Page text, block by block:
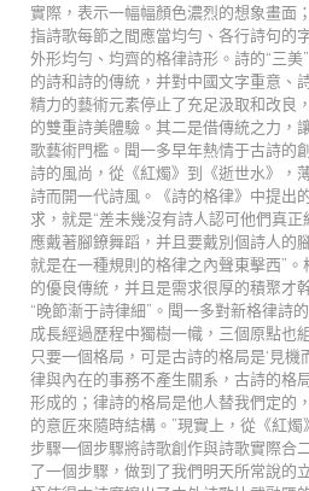
實際，表示一幅幅顏色濃烈的想象畫面
指詩歌每節之間應當均勻、各行詩句的
外形均勻、均齊的格律詩形。詩的“三
的詩和詩的傳統，并對中國文字重意、
精力的藝術元素停止了充足汲取和改良
的雙重詩美體驗。其二是借傳統之力，
歌藝術門檻。聞一多早年熱情于古詩的
詩的風尚，從《紅燭》到《逝世水》，
詩而開一代詩風。《詩的格律》中提出
求，就是“差未幾沒有詩人認可他們真
應戴著腳鐐舞蹈，并且要戴別個詩人的
就是在一種規則的格律之內聲東擊西”
的優良傳統，并且是需求很厚的積聚才
“晚節漸于詩律細”。聞一多對新格律詩
成長經過歷程中獨樹一幟，三個原點也
只要一個格局，可是古詩的格局是‘見機
律與內在的事務不產生關系，古詩的格
形成的；律詩的格局是他人替我們定的
的意匠來隨時結構。”現實上，從《紅
步驟一個步驟將詩歌創作與詩歌實際合
了一個步驟，做到了我們明天所常說的